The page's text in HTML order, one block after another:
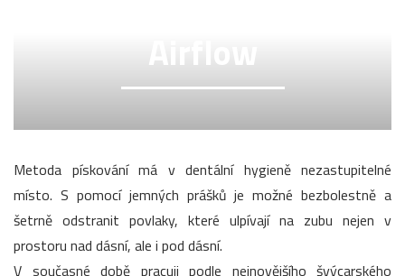
Airflow
Metoda pískování má v dentální hygieně nezastupitelné
místo. S pomocí jemných prášků je možné bezbolestně a
šetrně odstranit povlaky, které ulpívají na zubu nejen v
prostoru nad dásní, ale i pod dásní.
V současné době pracuji podle nejnovějšího švýcarského